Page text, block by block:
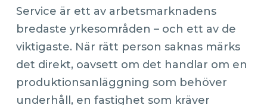
Service är ett av arbetsmarknadens
bredaste yrkesområden – och ett av de
viktigaste. När rätt person saknas märks
det direkt, oavsett om det handlar om en
produktionsanläggning som behöver
underhåll, en fastighet som kräver